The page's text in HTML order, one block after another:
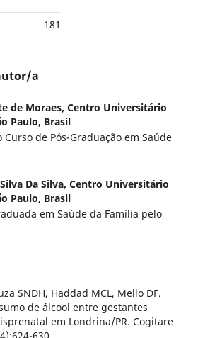
181
a
de Moraes, Centro Universitário
Paulo, Brasil
de Pós-Graduação em Saúde
Da Silva, Centro Universitário
Paulo, Brasil
em Saúde da Família pelo
SNDH, Haddad MCL, Mello DF.
de álcool entre gestantes
em Londrina/PR. Cogitare